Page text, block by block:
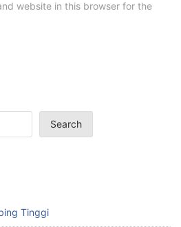
website in this browser for the
Search
Tinggi